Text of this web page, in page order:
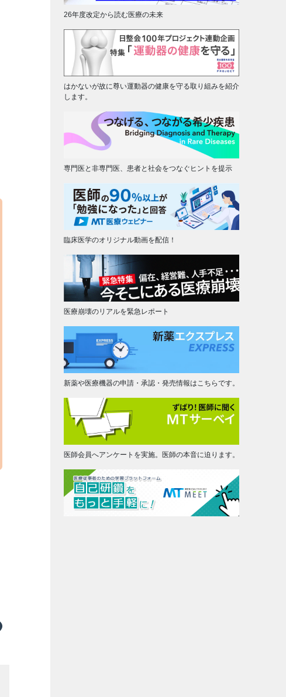
26年度改定から読む医療の未来
はかないが故に尊い運動器の健康を守る取り組みを紹介
します。
専門医と非専門医、患者と社会をつなぐヒントを提示
臨床医学のオリジナル動画を配信！
医療崩壊のリアルを緊急レポート
新薬や医療機器の申請・承認・発売情報はこちらです。
医師会員へアンケートを実施。医師の本音に迫ります。